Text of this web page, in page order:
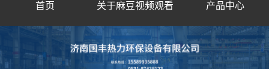
首页 关于麻豆视频观看 产品中心